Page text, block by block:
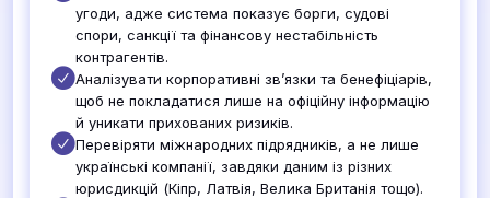
угоди, адже система показує борги, судові
спори, санкції та фінансову нестабільність
контрагентів.
Аналізувати корпоративні зв’язки та бенефіціарів,
щоб не покладатися лише на офіційну інформацію
й уникати прихованих ризиків.
Перевіряти міжнародних підрядників, а не лише
українські компанії, завдяки даним із різних
юрисдикцій (Кіпр, Латвія, Велика Британія тощо).